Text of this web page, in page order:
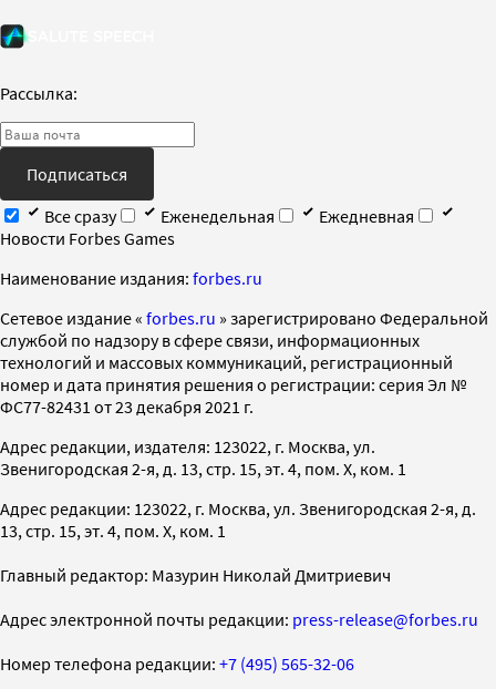
Рассылка:
Подписаться
Все сразу
Еженедельная
Ежедневная
Новости Forbes Games
Наименование издания: forbes.ru
Cетевое издание « forbes.ru » зарегистрировано Федеральной
службой по надзору в сфере связи, информационных
технологий и массовых коммуникаций, регистрационный
номер и дата принятия решения о регистрации: серия Эл №
ФС77-82431 от 23 декабря 2021 г.
Адрес редакции, издателя: 123022, г. Москва, ул.
Звенигородская 2-я, д. 13, стр. 15, эт. 4, пом. X, ком. 1
Адрес редакции: 123022, г. Москва, ул. Звенигородская 2-я, д.
13, стр. 15, эт. 4, пом. X, ком. 1
Главный редактор: Мазурин Николай Дмитриевич
Адрес электронной почты редакции: press-release@forbes.ru
Номер телефона редакции: +7 (495) 565-32-06